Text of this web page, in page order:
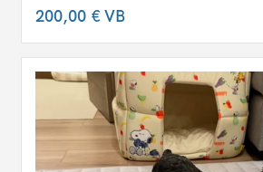
200,00 €VB